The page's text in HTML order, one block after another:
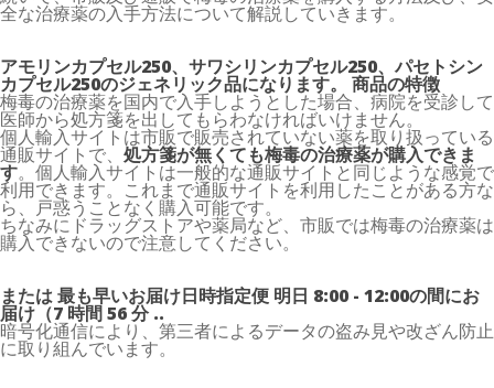
全な治療薬の入手方法について解説していきます。
アモリンカプセル250、サワシリンカプセル250、パセトシン
カプセル250のジェネリック品になります。 商品の特徴
梅毒の治療薬を国内で入手しようとした場合、病院を受診して
医師から処方箋を出してもらわなければいけません。
個人輸入サイトは市販で販売されていない薬を取り扱っている
通販サイトで、 処方箋が無くても梅毒の治療薬が購入できま
す。個人輸入サイトは一般的な通販サイトと同じような感覚で
利用できます。これまで通販サイトを利用したことがある方な
ら、戸惑うことなく購入可能です。
ちなみにドラッグストアや薬局など、市販では梅毒の治療薬は
購入できないので注意してください。
または 最も早いお届け日時指定便 明日 8:00 - 12:00の間にお
届け（7 時間 56 分 ..
暗号化通信により、第三者によるデータの盗み見や改ざん防止
に取り組んでいます。